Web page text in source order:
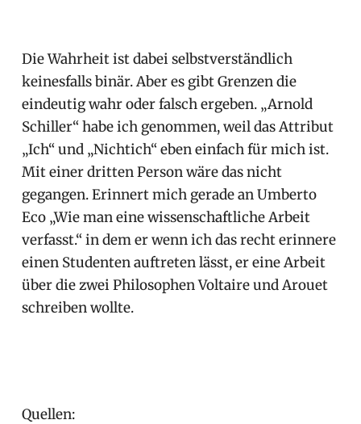
Die Wahrheit ist dabei selbstverständlich
keinesfalls binär. Aber es gibt Grenzen die
eindeutig wahr oder falsch ergeben. „Arnold
Schiller“ habe ich genommen, weil das Attribut
„Ich“ und „Nichtich“ eben einfach für mich ist.
Mit einer dritten Person wäre das nicht
gegangen. Erinnert mich gerade an Umberto
Eco „Wie man eine wissenschaftliche Arbeit
verfasst.“ in dem er wenn ich das recht erinnere
einen Studenten auftreten lässt, er eine Arbeit
über die zwei Philosophen Voltaire und Arouet
schreiben wollte.
Quellen: